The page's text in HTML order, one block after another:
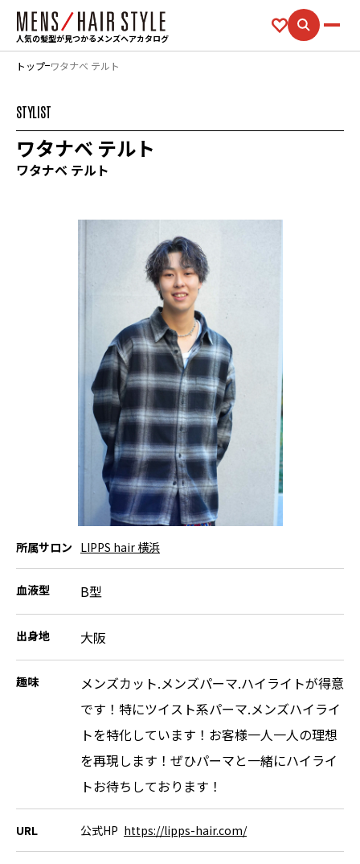
人気の髪型が見つかるメンズヘアカタログ
トップ ワタナベ テルト
STYLIST
ワタナベ テルト
ワタナベ テルト
所属サロン LIPPS hair 横浜
血液型 B型
出身地 大阪
趣味
メンズカット.メンズパーマ.ハイライトが得意
です！特にツイスト系パーマ.メンズハイライ
トを特化しています！お客様一人一人の理想
を再現します！ぜひパーマと一緒にハイライ
トお待ちしております！
URL 公式HP https://lipps-hair.com/